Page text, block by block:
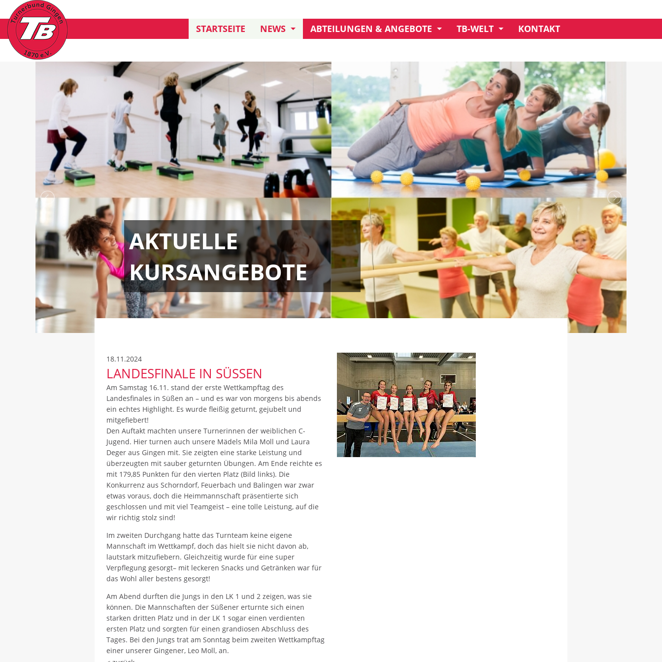
STARTSEITE
NEWS
TERMINE UND AKTIONEN
FREIWILLIGENDIENST
TB IN ERITREA
ABTEILUNGEN & ANGEBOTE
KLETTERN
HANDBALL AKTIVE
HANDBALL JUGEND
BOULE
FUSSBALL
TURNEN
TB-WELT
GESCHÄFTSSTELLE
MITGLIEDSCHAFT
IMPRESSIONEN
VORSTAND
CLUBHAUS
KONTAKT
AKTUELLE
KURSANGEBOTE
18.11.2024
LANDESFINALE IN SÜSSEN
Am Samstag 16.11. stand der erste Wettkampftag des
Landesfinales in Süßen an – und es war von morgens bis abends
ein echtes Highlight. Es wurde fleißig geturnt, gejubelt und
mitgefiebert!
Den Auftakt machten unsere Turnerinnen der weiblichen C-
Jugend. Hier turnen auch unsere Mädels Mila Moll und Laura
Deger aus Gingen mit. Sie zeigten eine starke Leistung und
überzeugten mit sauber geturnten Übungen. Am Ende reichte es
mit 179,85 Punkten für den vierten Platz (Bild links). Die
Konkurrenz aus Schorndorf, Feuerbach und Balingen war zwar
etwas voraus, doch die Heimmannschaft präsentierte sich
geschlossen und mit viel Teamgeist – eine tolle Leistung, auf die
wir richtig stolz sind!
Im zweiten Durchgang hatte das Turnteam keine eigene
Mannschaft im Wettkampf, doch das hielt sie nicht davon ab,
lautstark mitzufiebern. Gleichzeitig wurde für eine super
Verpflegung gesorgt– mit leckeren Snacks und Getränken war für
das Wohl aller bestens gesorgt!
Am Abend durften die Jungs in den LK 1 und 2 zeigen, was sie
können. Die Mannschaften der Süßener erturnte sich einen
starken dritten Platz und in der LK 1 sogar einen verdienten
ersten Platz und sorgten für einen grandiosen Abschluss des
Tages. Bei den Jungs trat am Sonntag beim zweiten Wettkampftag
einer unserer Gingener, Leo Moll, an.